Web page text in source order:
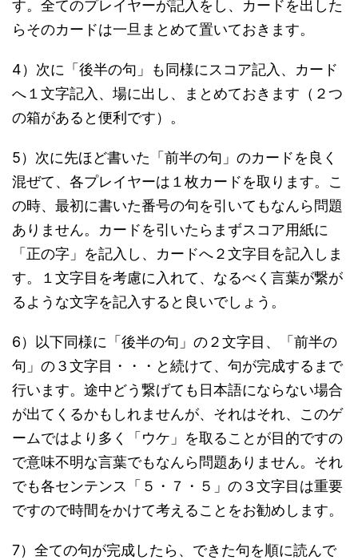
す。全てのプレイヤーが記入をし、カードを出した
らそのカードは一旦まとめて置いておきます。
4）次に「後半の句」も同様にスコア記入、カード
へ１文字記入、場に出し、まとめておきます（２つ
の箱があると便利です）。
5）次に先ほど書いた「前半の句」のカードを良く
混ぜて、各プレイヤーは１枚カードを取ります。こ
の時、最初に書いた番号の句を引いてもなんら問題
ありません。カードを引いたらまずスコア用紙に
「正の字」を記入し、カードへ２文字目を記入しま
す。１文字目を考慮に入れて、なるべく言葉が繋が
るような文字を記入すると良いでしょう。
6）以下同様に「後半の句」の２文字目、「前半の
句」の３文字目・・・と続けて、句が完成するまで
行います。途中どう繋げても日本語にならない場合
が出てくるかもしれませんが、それはそれ、このゲ
ームではより多く「ウケ」を取ることが目的ですの
で意味不明な言葉でもなんら問題ありません。それ
でも各センテンス「５・７・５」の３文字目は重要
ですので時間をかけて考えることをお勧めします。
7）全ての句が完成したら、できた句を順に読んで